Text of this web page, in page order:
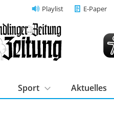
Playlist E-Paper
Sport Aktuelles